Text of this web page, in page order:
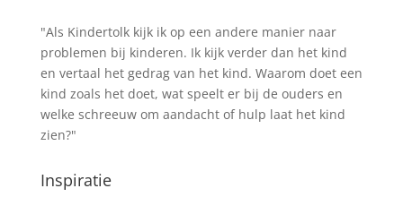
"Als Kindertolk kijk ik op een andere manier naar
problemen bij kinderen. Ik kijk verder dan het kind
en vertaal het gedrag van het kind. Waarom doet een
kind zoals het doet, wat speelt er bij de ouders en
welke schreeuw om aandacht of hulp laat het kind
zien?"
Inspiratie